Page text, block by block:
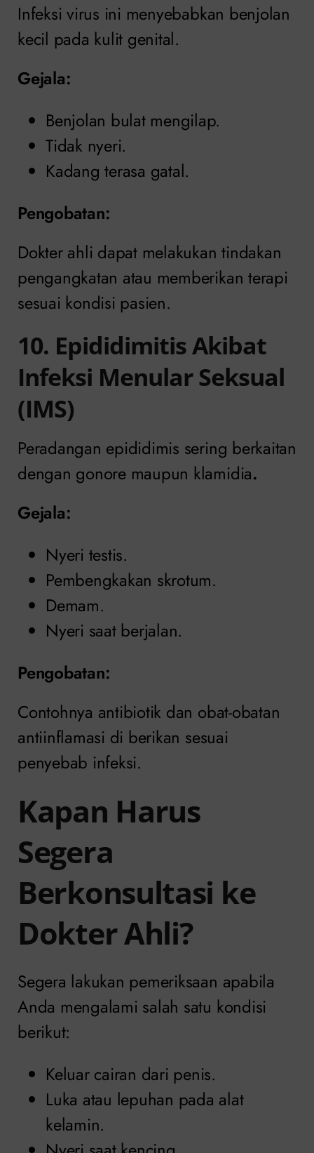
Infeksi virus ini menyebabkan benjolan
kecil pada kulit genital.
Gejala:
Benjolan bulat mengilap.
Tidak nyeri.
Kadang terasa gatal.
Pengobatan:
Dokter ahli dapat melakukan tindakan
pengangkatan atau memberikan terapi
sesuai kondisi pasien.
10. Epididimitis Akibat
Infeksi Menular Seksual
(IMS)
Peradangan epididimis sering berkaitan
dengan gonore maupun klamidia.
Gejala:
Nyeri testis.
Pembengkakan skrotum.
Demam.
Nyeri saat berjalan.
Pengobatan:
Contohnya antibiotik dan obat-obatan
antiinflamasi di berikan sesuai
penyebab infeksi.
Kapan Harus
Segera
Berkonsultasi ke
Dokter Ahli?
Segera lakukan pemeriksaan apabila
Anda mengalami salah satu kondisi
berikut:
Keluar cairan dari penis.
Luka atau lepuhan pada alat
kelamin.